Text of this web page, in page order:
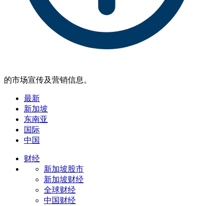
的市场宣传及营销信息。
最新
新加坡
东南亚
国际
中国
财经
新加坡股市
新加坡财经
全球财经
中国财经